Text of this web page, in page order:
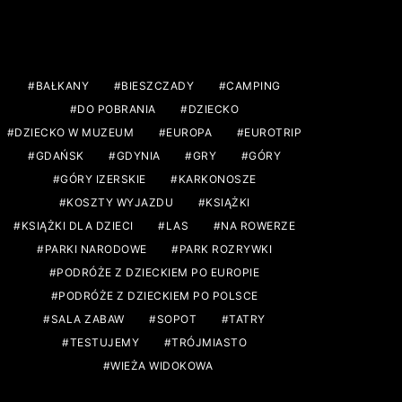
BAŁKANY BIESZCZADY
CAMPING
DO POBRANIA
DZIECKO
DZIECKO W MUZEUM
EUROPA
EUROTRIP
GDAŃSK
GDYNIA GRY
GÓRY
GÓRY IZERSKIE
KARKONOSZE
KOSZTY WYJAZDU
KSIĄŻKI
KSIĄŻKI DLA DZIECI
LAS
NA ROWERZE
PARKI NARODOWE
PARK ROZRYWKI
PODRÓŻE Z DZIECKIEM PO EUROPIE
PODRÓŻE Z DZIECKIEM PO POLSCE
SALA ZABAW
SOPOT
TATRY
TESTUJEMY
TRÓJMIASTO
WIEŻA WIDOKOWA